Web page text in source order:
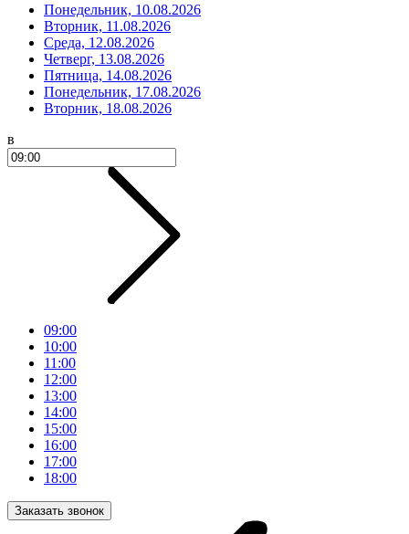
Понедельник, 10.08.2026
Вторник, 11.08.2026
Среда, 12.08.2026
Четверг, 13.08.2026
Пятница, 14.08.2026
Понедельник, 17.08.2026
Вторник, 18.08.2026
в
09:00
10:00
11:00
12:00
13:00
14:00
15:00
16:00
17:00
18:00
Заказать звонок